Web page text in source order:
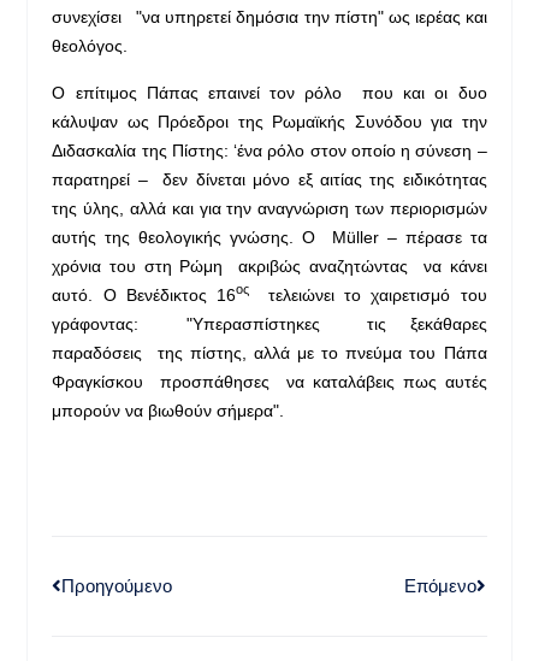
συνεχίσει "να υπηρετεί δημόσια την πίστη" ως ιερέας και
θεολόγος.
Ο επίτιμος Πάπας επαινεί τον ρόλο που και οι δυο
κάλυψαν ως Πρόεδροι της Ρωμαϊκής Συνόδου για την
Διδασκαλία της Πίστης: ‘ένα ρόλο στον οποίο η σύνεση –
παρατηρεί – δεν δίνεται μόνο εξ αιτίας της ειδικότητας
της ύλης, αλλά και για την αναγνώριση των περιορισμών
αυτής της θεολογικής γνώσης. Ο Müller – πέρασε τα
χρόνια του στη Ρώμη ακριβώς αναζητώντας να κάνει
αυτό. Ο Βενέδικτος 16οςτελειώνει το χαιρετισμό του
γράφοντας: "Υπερασπίστηκες τις ξεκάθαρες
παραδόσεις της πίστης, αλλά με το πνεύμα του Πάπα
Φραγκίσκου προσπάθησες να καταλάβεις πως αυτές
μπορούν να βιωθούν σήμερα".
Προηγούμενο Επόμενο